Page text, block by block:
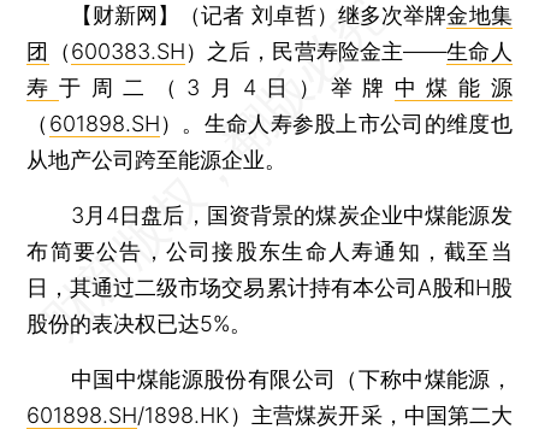
【财新网】（记者 刘卓哲） 继多次举牌金地集
团
（600383.SH）之后，民营寿险金主——生命人
寿于周二（3月4日）举牌 中煤能源
（ 601898.SH）。生命人寿参股上市公司的维度也
从地产公司跨至能源企业。
3月4日盘后，国资背景的煤炭企业中煤能源发
布简要公告，公司接股东生命人寿通知，截至当
日，其通过二级市场交易累计持有本公司A股和H股
股份的表决权已达5%。
中国中煤能源股份有限公司（下称中煤能源，
601898.SH/1898.HK）主营煤炭开采，中国第二大